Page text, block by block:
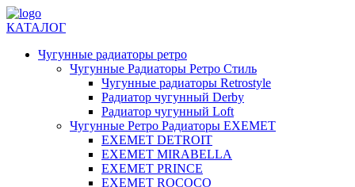
КАТАЛОГ
Чугунные радиаторы ретро
Чугунные Радиаторы Ретро Стиль
Чугунные радиаторы Retrostyle
Радиатор чугунный Derby
Радиатор чугунный Loft
Чугунные Ретро Радиаторы EXEMET
EXEMET DETROIT
EXEMET MIRABELLA
EXEMET PRINCE
EXEMET ROCOCO